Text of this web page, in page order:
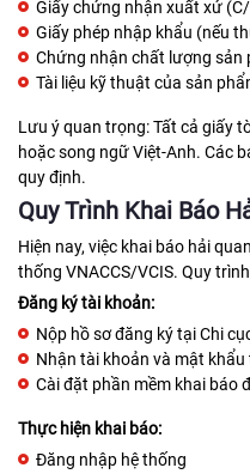
Giấy chứng nhận xuất xứ
Giấy phép nhập khẩu (nếu
Chứng nhận chất lượng sản
Tài liệu kỹ thuật của sản
Lưu ý quan trọng: Tất cả giấy
hoặc song ngữ Việt-Anh. Các
quy định.
Quy Trình Khai Báo
Hiện nay, việc khai báo hải
thống VNACCS/VCIS. Quy
Đăng ký tài khoản:
Nộp hồ sơ đăng ký tại Chi
Nhận tài khoản và mật khẩu
Cài đặt phần mềm khai báo
Thực hiện khai báo:
Đăng nhập hệ thống